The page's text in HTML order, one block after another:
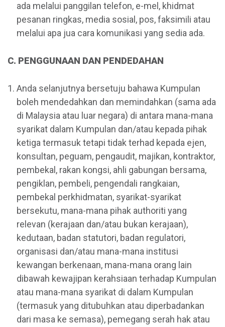
ada melalui panggilan telefon, e-mel, khidmat
pesanan ringkas, media sosial, pos, faksimili atau
melalui apa jua cara komunikasi yang sedia ada.
C. PENGGUNAAN DAN PENDEDAHAN
Anda selanjutnya bersetuju bahawa Kumpulan
boleh mendedahkan dan memindahkan (sama ada
di Malaysia atau luar negara) di antara mana-mana
syarikat dalam Kumpulan dan/atau kepada pihak
ketiga termasuk tetapi tidak terhad kepada ejen,
konsultan, peguam, pengaudit, majikan, kontraktor,
pembekal, rakan kongsi, ahli gabungan bersama,
pengiklan, pembeli, pengendali rangkaian,
pembekal perkhidmatan, syarikat-syarikat
bersekutu, mana-mana pihak authoriti yang
relevan (kerajaan dan/atau bukan kerajaan),
kedutaan, badan statutori, badan regulatori,
organisasi dan/atau mana-mana institusi
kewangan berkenaan, mana-mana orang lain
dibawah kewajipan kerahsiaan terhadap Kumpulan
atau mana-mana syarikat di dalam Kumpulan
(termasuk yang ditubuhkan atau diperbadankan
dari masa ke semasa), pemegang serah hak atau